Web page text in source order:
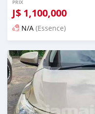
PRIX
J$ 1,100,000
N/A (Essence)
Publié il y a 3 mois